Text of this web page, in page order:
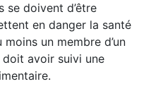
se doivent d’être
en danger la santé
un membre d’un
avoir suivi une